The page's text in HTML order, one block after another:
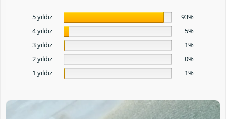
5 yıldız
93%
4 yıldız
5%
3 yıldız
1%
2 yıldız
0%
1 yıldız
1%